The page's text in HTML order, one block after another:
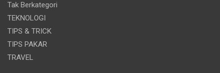
Tak Berkategori
TEKNOLOGI
TIPS & TRICK
TIPS PAKAR
TRAVEL